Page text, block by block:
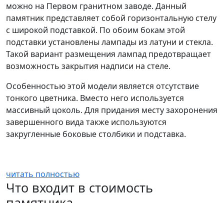
можно на Первом гранитном заводе. Данный
памятник представляет собой горизонтальную стелу
с широкой подставкой. По обоим бокам этой
подставки установлены лампады из латуни и стекла.
Такой вариант размещения лампад предотвращает
возможность закрытия надписи на стеле.
Особенностью этой модели является отсутствие
тонкого цветника. Вместо него используется
массивный цоколь. Для придания месту захоронения
завершенного вида также используются
закругленные боковые столбики и подставка.
читать полностью
Что входит в стоимость